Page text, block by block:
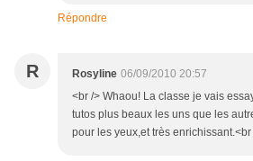
Répondre
R Rosyline 06/09/2010 20:57
<br /> Whaou! La classe je vais
tutos plus beaux les uns que les
pour les yeux,et très enrichissant.<br